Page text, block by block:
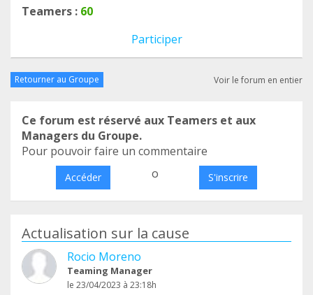
Teamers : 60
Participer
Retourner au Groupe Voir le forum en entier
Ce forum est réservé aux Teamers et aux
Managers du Groupe.
Pour pouvoir faire un commentaire
Accéder o S'inscrire
Actualisation sur la cause
Rocio Moreno
Teaming Manager
le 23/04/2023 à 23:18h